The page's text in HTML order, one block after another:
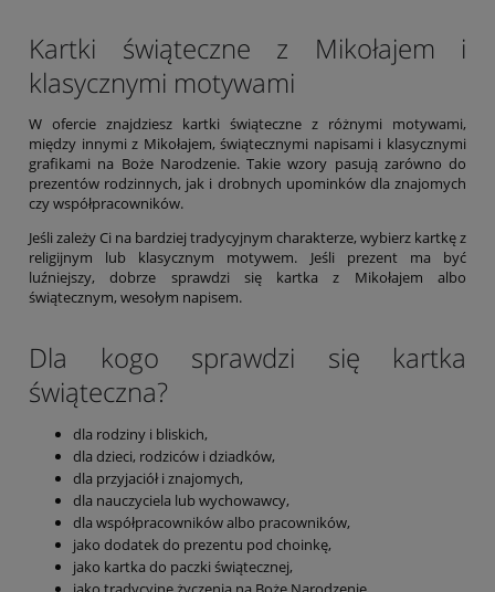
Kartki świąteczne z Mikołajem i
klasycznymi motywami
W ofercie znajdziesz kartki świąteczne z różnymi motywami,
między innymi z Mikołajem, świątecznymi napisami i klasycznymi
grafikami na Boże Narodzenie. Takie wzory pasują zarówno do
prezentów rodzinnych, jak i drobnych upominków dla znajomych
czy współpracowników.
Jeśli zależy Ci na bardziej tradycyjnym charakterze, wybierz kartkę z
religijnym lub klasycznym motywem. Jeśli prezent ma być
luźniejszy, dobrze sprawdzi się kartka z Mikołajem albo
świątecznym, wesołym napisem.
Dla kogo sprawdzi się kartka
świąteczna?
dla rodziny i bliskich,
dla dzieci, rodziców i dziadków,
dla przyjaciół i znajomych,
dla nauczyciela lub wychowawcy,
dla współpracowników albo pracowników,
jako dodatek do prezentu pod choinkę,
jako kartka do paczki świątecznej,